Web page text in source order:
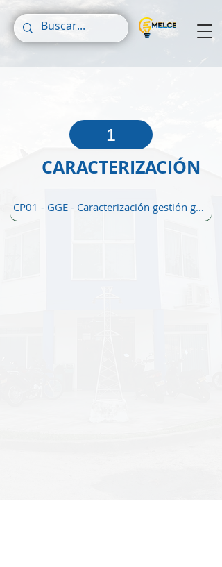
1
CARACTERIZACIÓN
CP01 - GGE - Caracterización gestión gerencial